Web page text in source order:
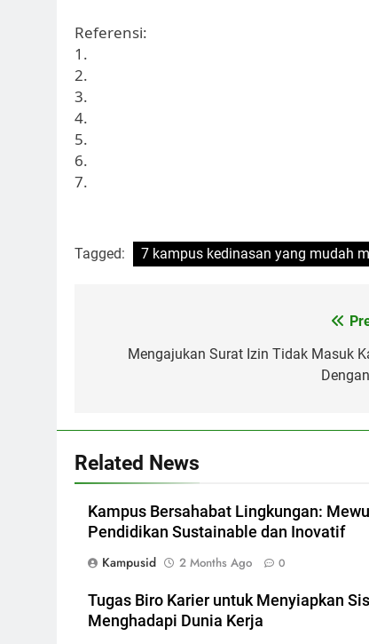
Referensi:
1.
2.
3.
4.
5.
6.
7.
Tagged: 7 kampus kedinasan yang mudah
navigation
Mengajukan Surat Izin Tidak Masuk
Related News
Kampus Bersahabat Lingkungan:
Pendidikan Sustainable dan Inovatif
Kampusid
2 Months Ago 0
Tugas Biro Karier untuk Menyiapkan
Menghadapi Dunia Kerja